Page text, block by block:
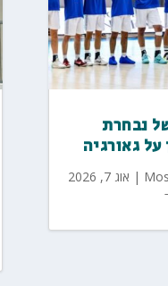
נבחרת
גאורגיה
| אוג 7, 2026